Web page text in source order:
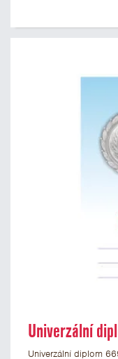
motivem pohárů má
Univerzální
Univerzální diplom